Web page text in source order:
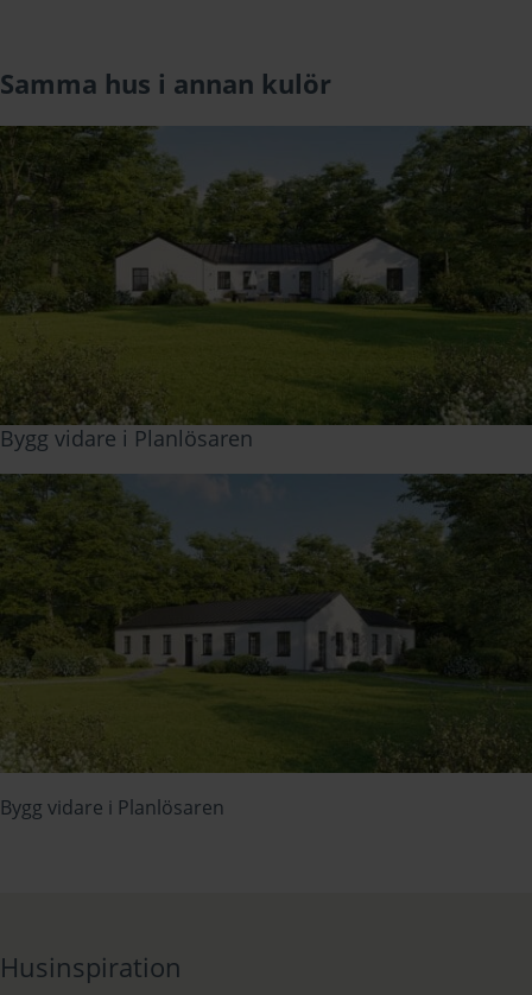
Samma hus i annan kulör
Bygg vidare i Planlösaren
Bygg vidare i Planlösaren
Husinspiration